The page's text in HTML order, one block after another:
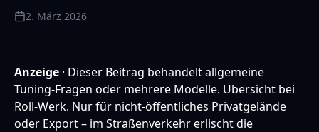
2. März 2026
Anzeige · Dieser Beitrag behandelt allgemeine
Tuning-Fragen oder mehrere Modelle. Übersicht bei
Roll-Werk. Nur für nicht-öffentliches Privatgelände
oder Export – im Straßenverkehr erlischt die